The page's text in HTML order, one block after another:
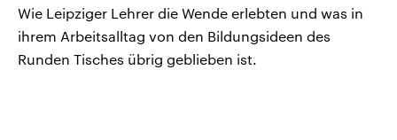
Wie Leipziger Lehrer die Wende erlebten und was in
ihrem Arbeitsalltag von den Bildungsideen des
Runden Tisches übrig geblieben ist.